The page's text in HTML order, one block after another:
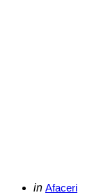
Categories
Posted
in Afaceri